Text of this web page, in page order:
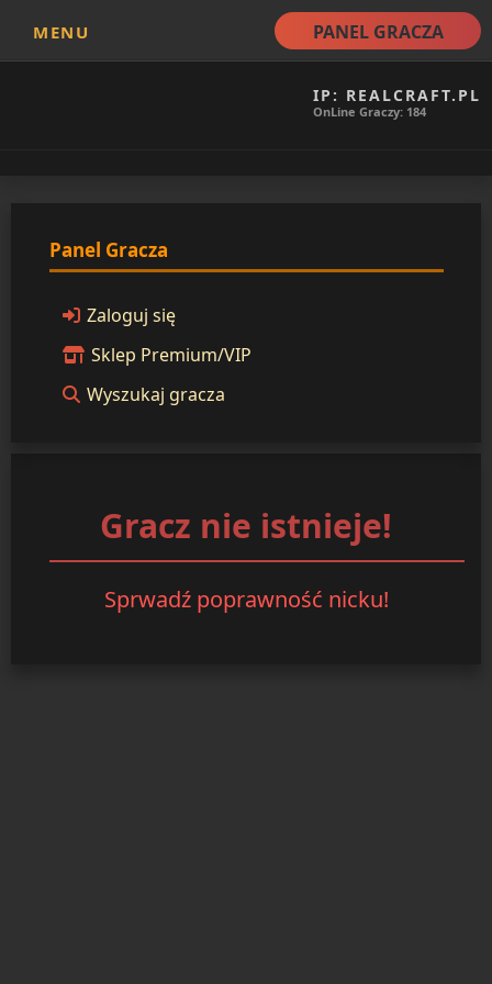
MENU PANEL GRACZA
IP: REALCRAFT.PL
OnLine Graczy: 184
Panel Gracza
Zaloguj się
Sklep Premium/VIP
Wyszukaj gracza
Gracz nie istnieje!
Sprwadź poprawność nicku!